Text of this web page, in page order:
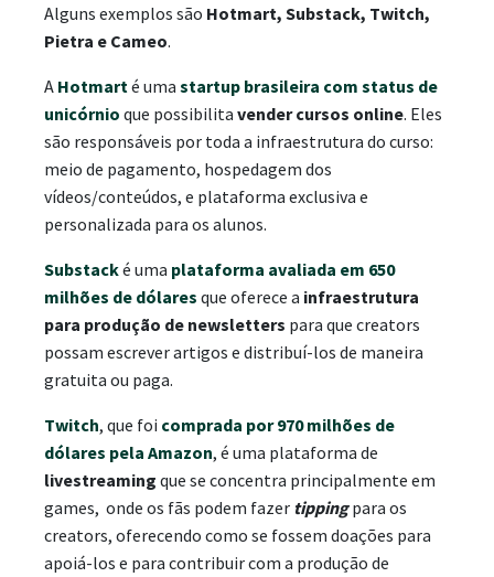
Alguns exemplos são Hotmart, Substack, Twitch,
Pietra e Cameo.
A Hotmart é uma startup brasileira com status de
unicórnio que possibilita vender cursos online. Eles
são responsáveis por toda a infraestrutura do curso:
meio de pagamento, hospedagem dos
vídeos/conteúdos, e plataforma exclusiva e
personalizada para os alunos.
Substacké uma plataforma avaliada em 650
milhões de dólares que oferece a infraestrutura
para produção de newsletters para que creators
possam escrever artigos e distribuí-los de maneira
gratuita ou paga.
Twitch, que foi comprada por 970 milhões de
dólares pela Amazon, é uma plataforma de
livestreaming que se concentra principalmente em
games, onde os fãs podem fazer tipping para os
creators, oferecendo como se fossem doações para
apoiá-los e para contribuir com a produção de